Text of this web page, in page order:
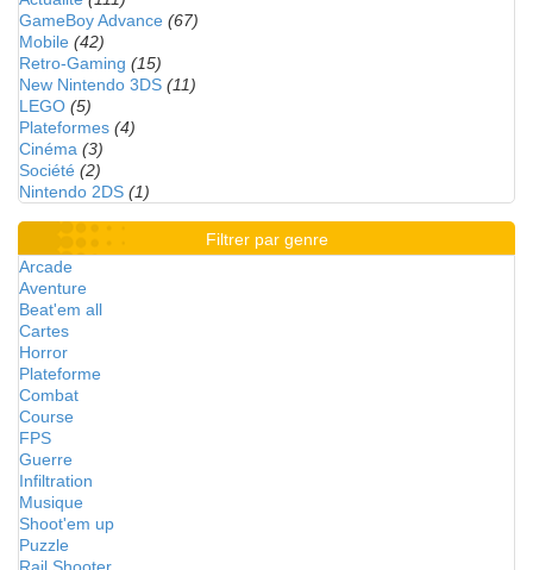
GameBoy Advance (67)
Mobile (42)
Retro-Gaming (15)
New Nintendo 3DS (11)
LEGO (5)
Plateformes (4)
Cinéma (3)
Société (2)
Nintendo 2DS (1)
Filtrer par genre
Arcade
Aventure
Beat'em all
Cartes
Horror
Plateforme
Combat
Course
FPS
Guerre
Infiltration
Musique
Shoot'em up
Puzzle